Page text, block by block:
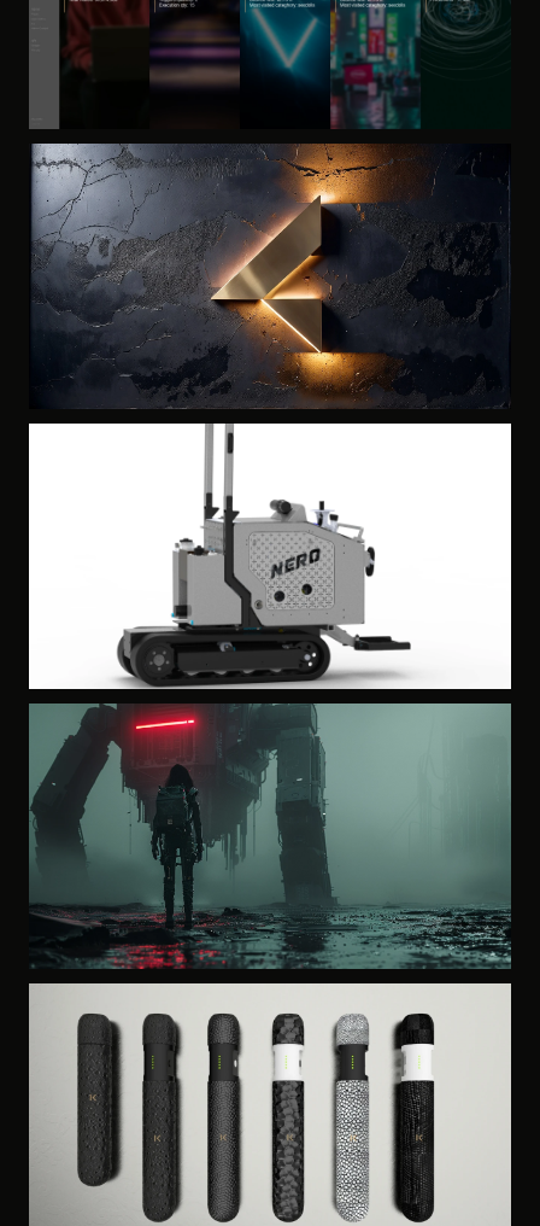
AI PLATFORM · UX/UI · BRAND ARCHITECTURE
MOBIUS AI
2024
BRAND STRATEGY · IDENTITY SYSTEM
PRODUCT DESIGN · INDUSTRIAL STRATEGY
NERO by DFC Industry
2023
SEED INCIDENT
2022